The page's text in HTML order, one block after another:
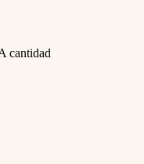
cantidad